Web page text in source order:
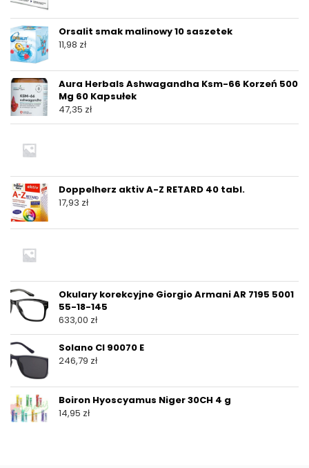
Orsalit smak malinowy 10 saszetek
11,98 zł
Aura Herbals Ashwagandha Ksm-66 Korzeń 500
Mg 60 Kapsułek
47,35 zł
Doppelherz aktiv A-Z RETARD 40 tabl.
17,93 zł
Okulary korekcyjne Giorgio Armani AR 7195 5001
55-18-145
633,00 zł
Solano Cl 90070 E
246,79 zł
Boiron Hyoscyamus Niger 30CH 4 g
14,95 zł